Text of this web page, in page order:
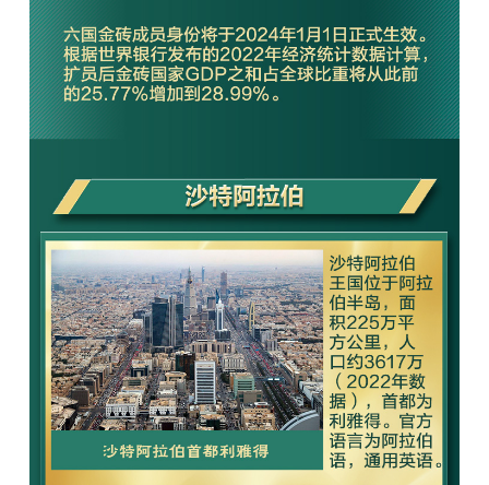
北京 山西
辽宁 吉林 上海 江苏
浙江 安徽 江西
广东 广西 海南 重庆
四川 贵州 云南 西藏
陕西 甘肃 青海 宁夏
新疆 内蒙古 黑龙江
多语种频道
English Español Français عربى